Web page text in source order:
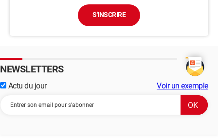
S'INSCRIRE
NEWSLETTERS
Actu du jour Voir un exemple